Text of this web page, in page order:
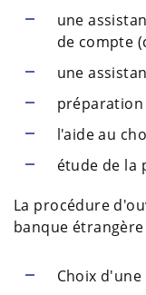
une
de compte
une
préparation
l'aide au
étude de la
La procédure
banque
Choix